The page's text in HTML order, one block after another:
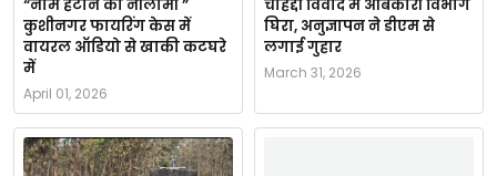
“नाम हटाने की नीलामी ”
कुशीनगर फायरिंग केस में
वायरल ऑडियो से खाकी कटघरे
में
April 01, 2026
चौहद्दी विवाद में आबकारी विभाग
घिरा, अनुज्ञापन ने डीएम से
लगाई गुहार
March 31, 2026